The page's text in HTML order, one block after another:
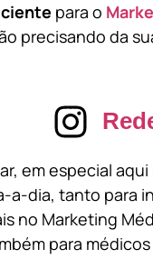
para o
precisando da
em especial
a-dia, tanto para
no Marketing
para